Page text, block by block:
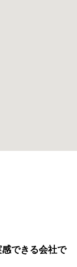
できる会社で